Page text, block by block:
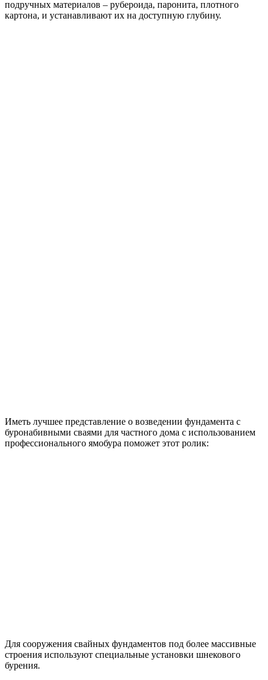
подручных материалов – рубероида, паронита, плотного
картона, и устанавливают их на доступную глубину.
Иметь лучшее представление о возведении фундамента с
буронабивными сваями для частного дома с использованием
профессионального ямобура поможет этот ролик:
Для сооружения свайных фундаментов под более массивные
строения используют специальные установки шнекового
бурения.